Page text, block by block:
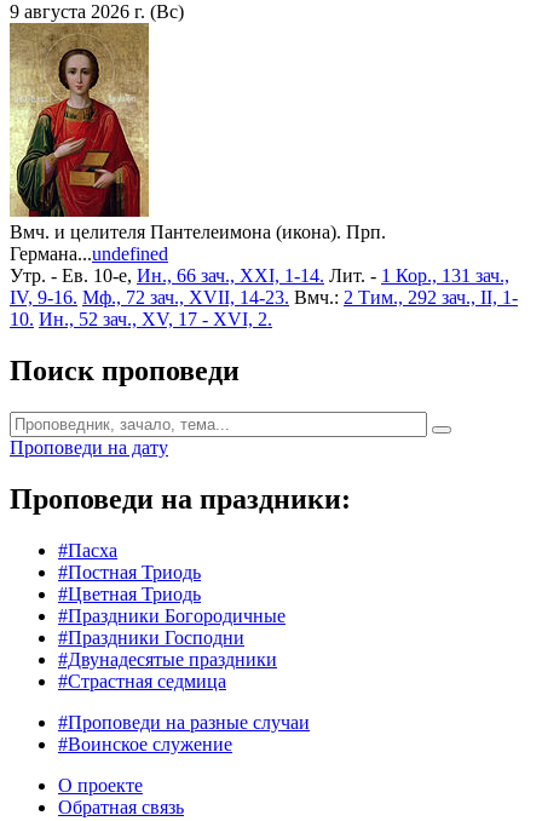
9 августа 2026 г. (Вс)
Вмч. и целителя Пантелеимона (икона). Прп.
Германа...undefined
Утр. - Ев. 10-е, Ин., 66 зач., XXI, 1-14. Лит. - 1 Кор., 131 зач.,
IV, 9-16. Мф., 72 зач., XVII, 14-23. Вмч.: 2 Тим., 292 зач., II, 1-
10. Ин., 52 зач., XV, 17 - XVI, 2.
Поиск проповеди
Проповеди на дату
Проповеди на праздники:
#Пасха
#Постная Триодь
#Цветная Триодь
#Праздники Богородичные
#Праздники Господни
#Двунадесятые праздники
#Страстная седмица
#Проповеди на разные случаи
#Воинское служение
О проекте
Обратная связь